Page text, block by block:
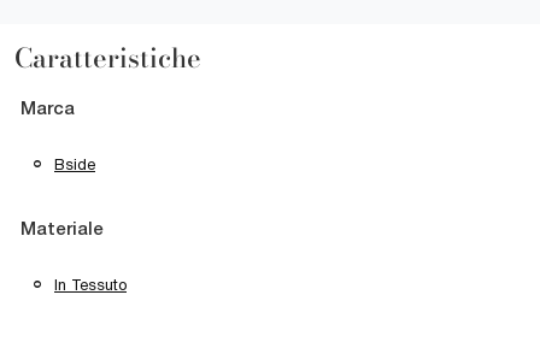
Caratteristiche
Marca
Bside
Materiale
In Tessuto